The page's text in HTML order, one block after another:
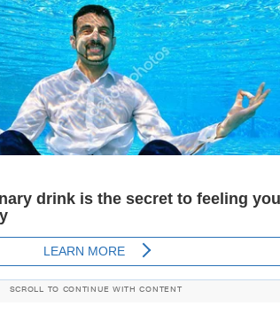
SCROLL TO CONTINUE WITH CONTENT